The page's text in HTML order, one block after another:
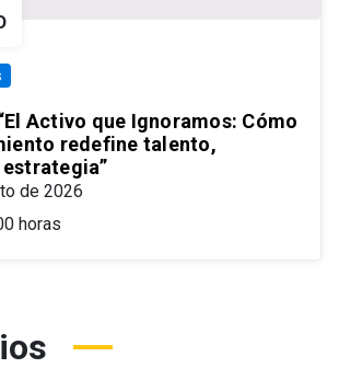
Activo que Ignoramos: Cómo
redefine talento,
de 2026
horas